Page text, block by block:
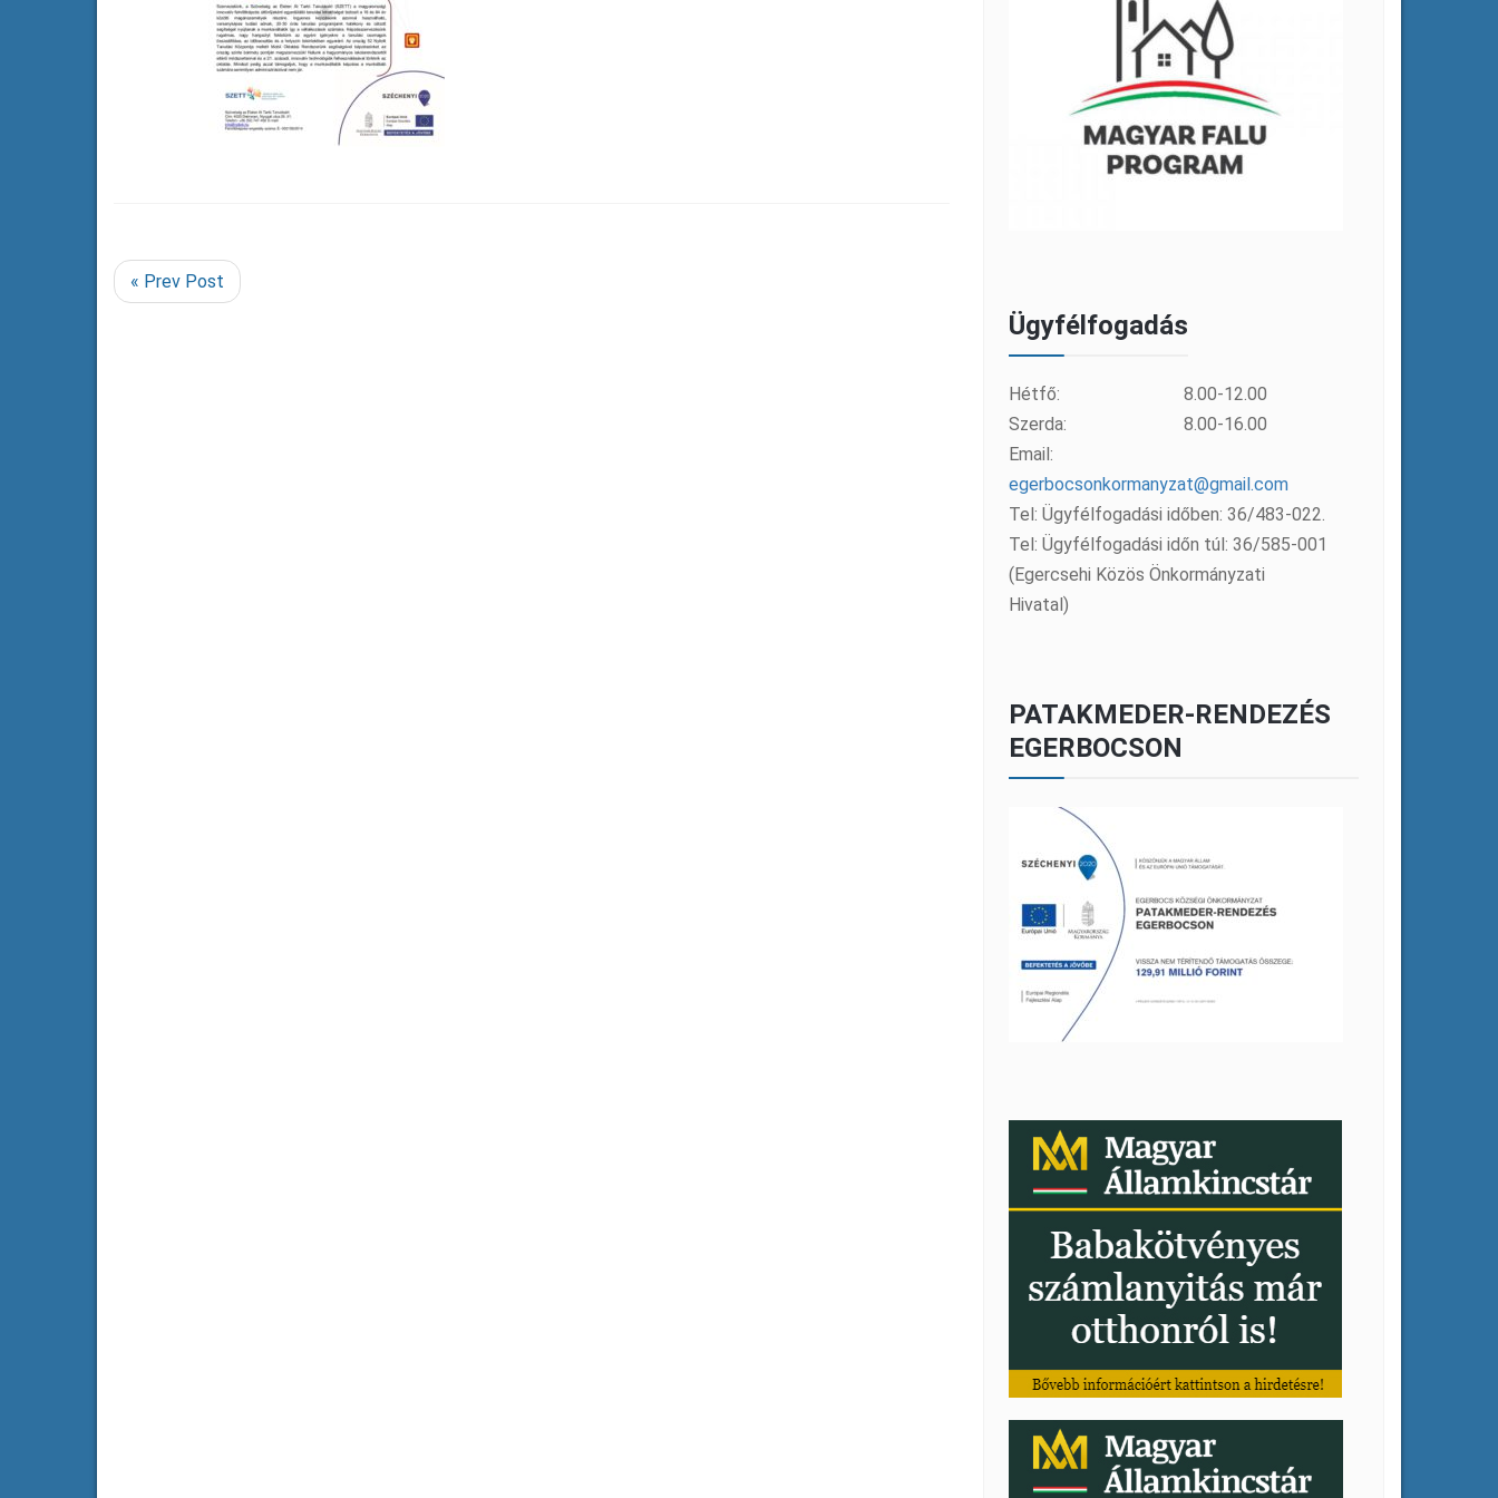
« Prev Post
Ügyfélfogadás
Hétfő:
8.00-12.00
Szerda:
8.00-16.00
Email:
egerbocsonkormanyzat@gmail.com
Tel: Ügyfélfogadási időben: 36/483-022.
Tel: Ügyfélfogadási időn túl: 36/585-001
(Egercsehi Közös Önkormányzati
Hivatal)
PATAKMEDER-RENDEZÉS
EGERBOCSON